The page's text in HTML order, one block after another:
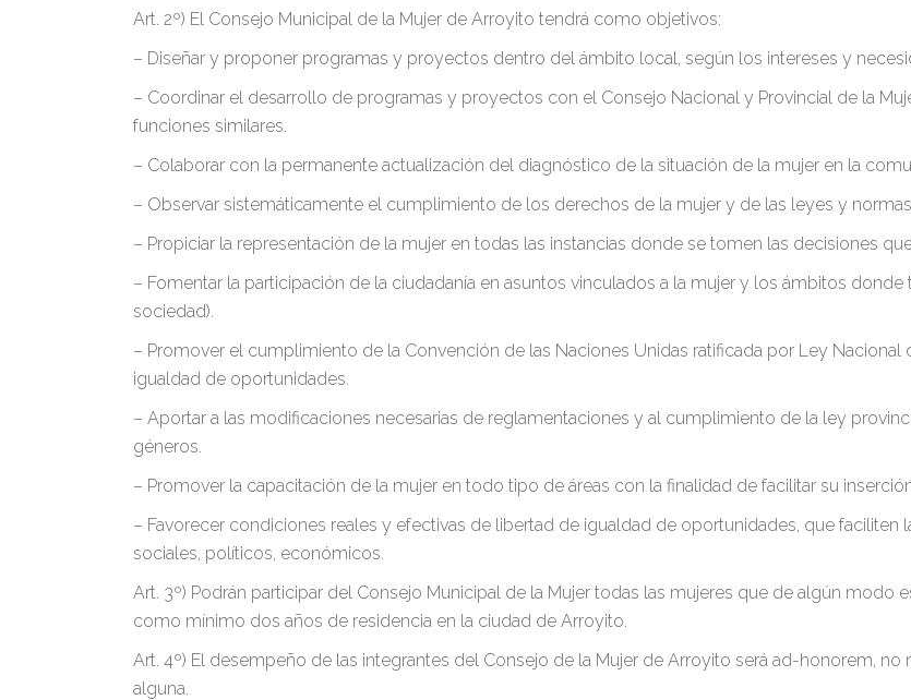
Art. 2º) El Consejo Municipal de la Mujer de Arroyito tendrá como objetivos:
– Diseñar y proponer programas y proyectos dentro del ámbito local, según los intereses y
– Coordinar el desarrollo de programas y proyectos con el Consejo Nacional y Provincial de la
funciones similares.
– Colaborar con la permanente actualización del diagnóstico de la situación de la mujer en la
– Observar sistemáticamente el cumplimiento de los derechos de la mujer y de las leyes y
– Propiciar la representación de la mujer en todas las instancias donde se tomen las decisiones
– Fomentar la participación de la ciudadanía en asuntos vinculados a la mujer y los ámbitos donde
sociedad).
– Promover el cumplimiento de la Convención de las Naciones Unidas ratificada por Ley
igualdad de oportunidades.
– Aportar a las modificaciones necesarias de reglamentaciones y al cumplimiento de la ley
géneros.
– Promover la capacitación de la mujer en todo tipo de áreas con la finalidad de facilitar su
– Favorecer condiciones reales y efectivas de libertad de igualdad de oportunidades, que faciliten
sociales, políticos, económicos.
Art. 3º) Podrán participar del Consejo Municipal de la Mujer todas las mujeres que de algún modo
como mínimo dos años de residencia en la ciudad de Arroyito.
Art. 4º) El desempeño de las integrantes del Consejo de la Mujer de Arroyito será ad-honorem,
alguna.